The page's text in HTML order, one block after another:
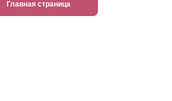
Главная страница